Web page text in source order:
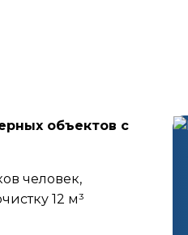
объектов с
человек,
12 м³